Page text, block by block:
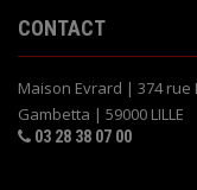
CONTACT
Maison Evrard | 374 rue
Gambetta | 59000 LILLE
03 28 38 07 00